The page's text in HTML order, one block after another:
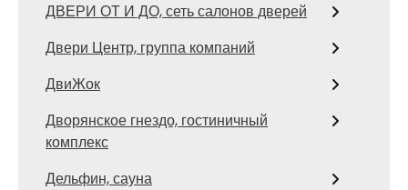
ДВЕРИ ОТ И ДО, сеть салонов дверей
Двери Центр, группа компаний
ДвиЖок
Дворянское гнездо, гостиничный
комплекс
Дельфин, сауна